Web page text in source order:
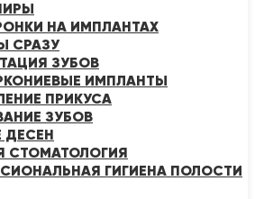
НА ИМПЛАНТАХ
СРАЗУ
ЗУБОВ
ИМПЛАНТЫ
ПРИКУСА
ЗУБОВ
ДЕСЕН
СТОМАТОЛОГИЯ
ГИГИЕНА ПОЛОСТИ